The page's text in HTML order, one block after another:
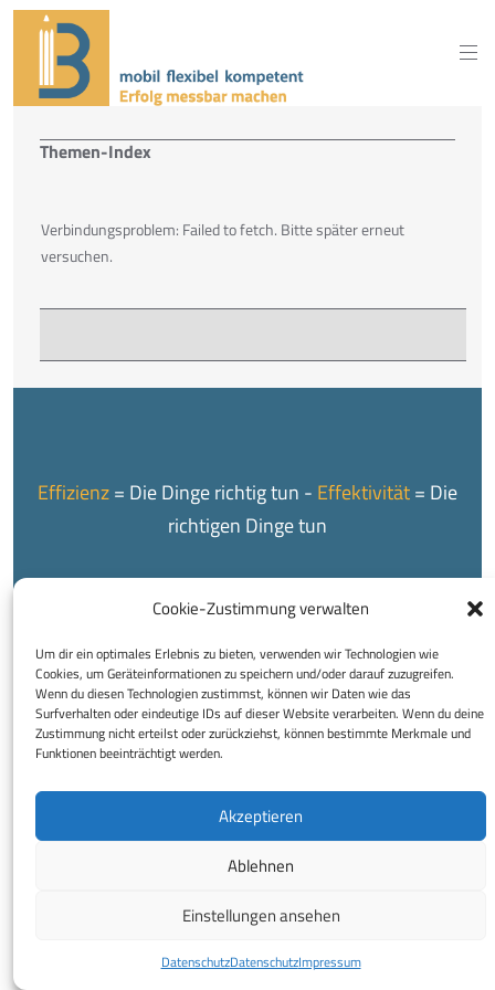
Cookie-Zustimmung verwalten
Um dir ein optimales Erlebnis zu bieten, verwenden wir Technologien wie
Cookies, um Geräteinformationen zu speichern und/oder darauf zuzugreifen.
Wenn du diesen Technologien zustimmst, können wir Daten wie das
Surfverhalten oder eindeutige IDs auf dieser Website verarbeiten. Wenn du deine
Zustimmung nicht erteilst oder zurückziehst, können bestimmte Merkmale und
Funktionen beeinträchtigt werden.
Akzeptieren
Ablehnen
Einstellungen ansehen
DatenschutzDatenschutzImpressum
Themen-Index
Verbindungsproblem: Failed to fetch. Bitte später erneut
versuchen.
Effizienz= Die Dinge richtig tun - Effektivität= Die
richtigen Dinge tun
© 2026 Buchhaltungsservice Regina Reinprecht e.U.
ImpressumDatenschutzDisclaimer
font
size.
font
size.